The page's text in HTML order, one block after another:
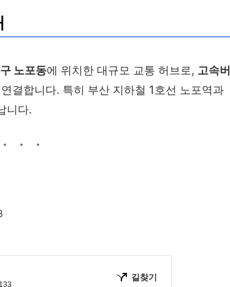
노포동에 위치한 대규모 교통 허브로, 고속버
결합니다. 특히 부산 지하철 1호선 노포역과
니다.